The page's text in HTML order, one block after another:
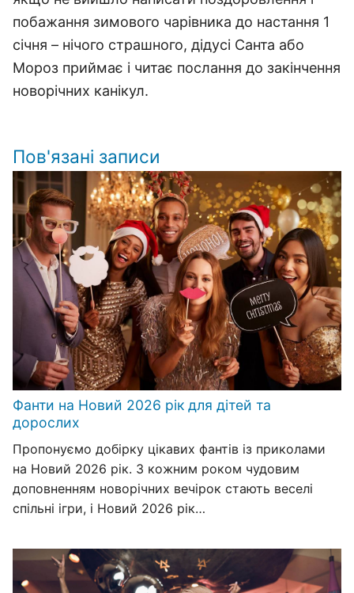
побажання зимового чарівника до настання 1
січня – нічого страшного, дідусі Санта або
Мороз приймає і читає послання до закінчення
новорічних канікул.
Пов'язані записи
Фанти на Новий 2026 рік для дітей та
дорослих
Пропонуємо добірку цікавих фантів із приколами
на Новий 2026 рік. З кожним роком чудовим
доповненням новорічних вечірок стають веселі
спільні ігри, і Новий 2026 рік…